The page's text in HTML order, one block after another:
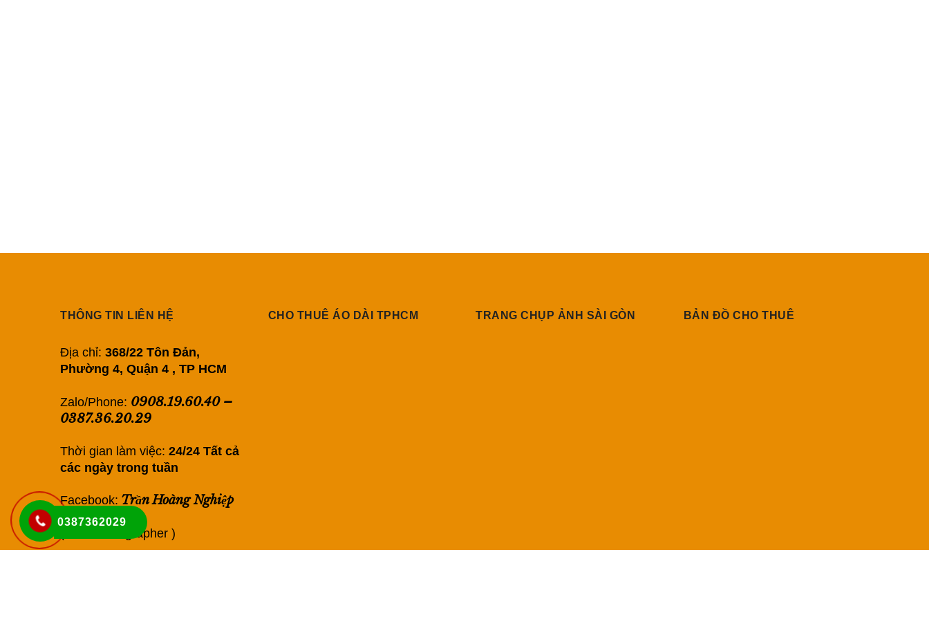
THÔNG TIN LIÊN HỆ
Địa chỉ: 368/22 Tôn Đản,
Phường 4, Quận 4 , TP HCM
Zalo/Phone: 0908.19.60.40–
0387.36.20.29
Thời gian làm việc: 24/24 Tất cả
các ngày trong tuần
Facebook: Trần Hoàng Nghiệp
(Nica Photographer )
CHO THUÊ ÁO DÀI TPHCM TRANG CHỤP ẢNH SÀI GÒN BẢN ĐỒ CHO THUÊ
0387362029